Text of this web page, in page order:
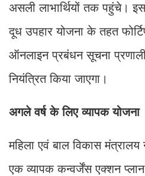
असली लाभार्थियों तक पहुंचे।
दूध उपहार योजना के तहत
ऑनलाइन प्रबंधन सूचना
नियंत्रित किया जाएगा।
अगले वर्ष के लिए व्यापक योजना
महिला एवं बाल विकास
एक व्यापक कन्वर्जेंस एक्शन